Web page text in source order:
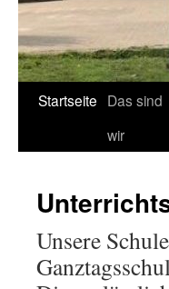
Startseite Das sind
wir
Unsere